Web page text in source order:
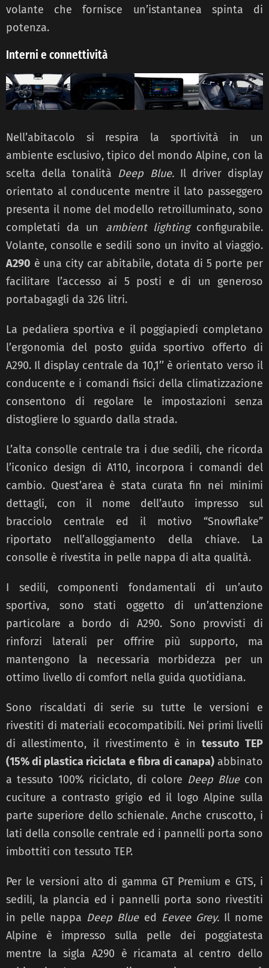
volante che fornisce un’istantanea spinta di
potenza.
Interni e connettività
Nell’abitacolo si respira la sportività in un
ambiente esclusivo, tipico del mondo Alpine, con la
scelta della tonalità Deep Blue. Il driver display
orientato al conducente mentre il lato passeggero
presenta il nome del modello retroilluminato, sono
completati da un ambient lighting configurabile.
Volante, consolle e sedili sono un invito al viaggio.
A290 è una city car abitabile, dotata di 5 porte per
facilitare l’accesso ai 5 posti e di un generoso
portabagagli da 326 litri.
La pedaliera sportiva e il poggiapiedi completano
l’ergonomia del posto guida sportivo offerto di
A290. Il display centrale da 10,1’’ è orientato verso il
conducente e i comandi fisici della climatizzazione
consentono di regolare le impostazioni senza
distogliere lo sguardo dalla strada.
L’alta consolle centrale tra i due sedili, che ricorda
l’iconico design di A110, incorpora i comandi del
cambio. Quest’area è stata curata fin nei minimi
dettagli, con il nome dell’auto impresso sul
bracciolo centrale ed il motivo “Snowflake”
riportato nell’alloggiamento della chiave. La
consolle è rivestita in pelle nappa di alta qualità.
I sedili, componenti fondamentali di un’auto
sportiva, sono stati oggetto di un’attenzione
particolare a bordo di A290. Sono provvisti di
rinforzi laterali per offrire più supporto, ma
mantengono la necessaria morbidezza per un
ottimo livello di comfort nella guida quotidiana.
Sono riscaldati di serie su tutte le versioni e
rivestiti di materiali ecocompatibili. Nei primi livelli
di allestimento, il rivestimento è in tessuto TEP
(15% di plastica riciclata e fibra di canapa)abbinato
a tessuto 100% riciclato, di colore Deep Blue con
cuciture a contrasto grigio ed il logo Alpine sulla
parte superiore dello schienale. Anche cruscotto, i
lati della consolle centrale ed i pannelli porta sono
imbottiti con tessuto TEP.
Per le versioni alto di gamma GT Premium e GTS, i
sedili, la plancia ed i pannelli porta sono rivestiti
in pelle nappa Deep Blue ed Eevee Grey. Il nome
Alpine è impresso sulla pelle dei poggiatesta
mentre la sigla A290 è ricamata al centro dello